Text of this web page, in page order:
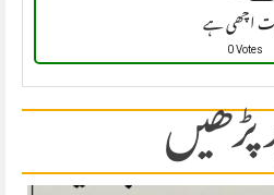
اچھی ہے
0 Votes